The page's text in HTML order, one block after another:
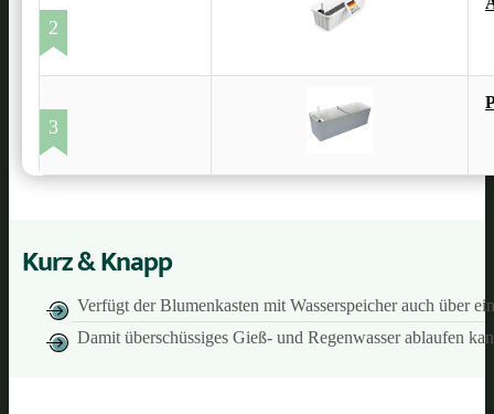
2
3
Kurz & Knapp
Verfügt der Blumenkasten mit Wasserspeicher auch über
Damit überschüssiges Gieß- und Regenwasser ablaufen